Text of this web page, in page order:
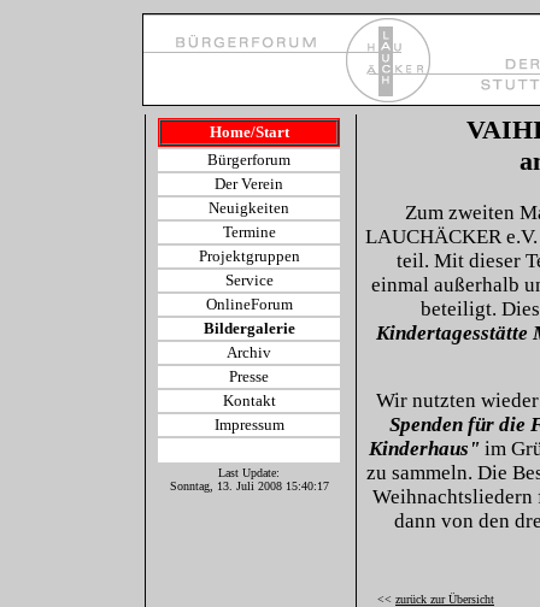
Home/Start
Bürgerforum
Der Verein
Neuigkeiten
Termine
Projektgruppen
Service
OnlineForum
Bildergalerie
Archiv
Presse
Kontakt
Impressum
Last Update:
Sonntag, 13. Juli 2008 15:40:17
Zum zweiten
LAUCHÄCKER
teil. Mit dieser
einmal außerhalb
beteiligt.
Kindertagesstätte
Wir nutzten
Spenden für die
Kinderhaus"im
zu sammeln. Die
Weihnachtsliedern
dann von den
<< zurück zur Übersicht